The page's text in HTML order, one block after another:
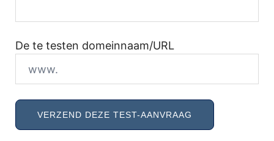
De te testen domeinnaam/URL